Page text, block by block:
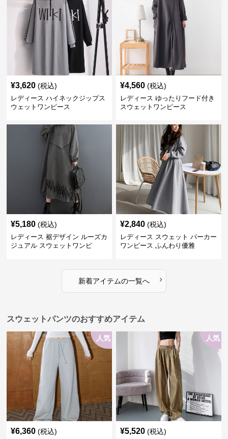
¥3,620 (税込)
レディース ハイネックジップス
ウェットワンピース
¥4,560 (税込)
レディース ゆったりフード付き
スウェットワンピース
¥5,180 (税込)
レディース 裾デザイン ルーズカ
ジュアル スウェットワンピ
¥2,840 (税込)
レディース スウェット パーカー
ワンピース ふんわり優雅
新着アイテムの一覧へ ›
スウェットパンツのおすすめアイテム
人気
¥6,360 (税込)
人気
¥5,520 (税込)